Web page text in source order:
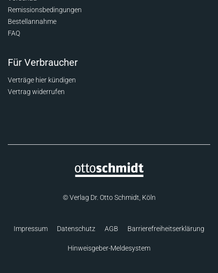
Remissionsbedingungen
Bestellannahme
FAQ
Für Verbraucher
Verträge hier kündigen
Vertrag widerrufen
© Verlag Dr. Otto Schmidt, Köln
Impressum Datenschutz AGB Barrierefreiheitserklärung
Hinweisgeber-Meldesystem